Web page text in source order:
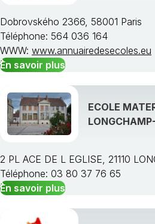
Dobrovského 2366, 58001 Paris
Téléphone: 564 036 164
WWW: www.annuairedesecoles.eu
En savoir plus
ECOLE
2 PL ACE DE L EGLISE, 21110
Téléphone: 03 80 37 76 65
En savoir plus